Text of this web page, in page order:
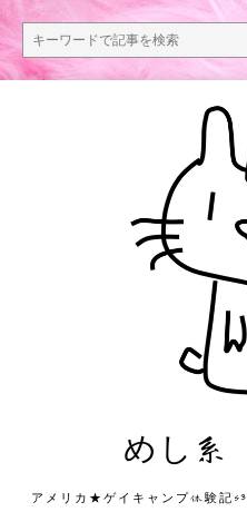
めし系
アメリカ★ゲイキャンプ体験記S3